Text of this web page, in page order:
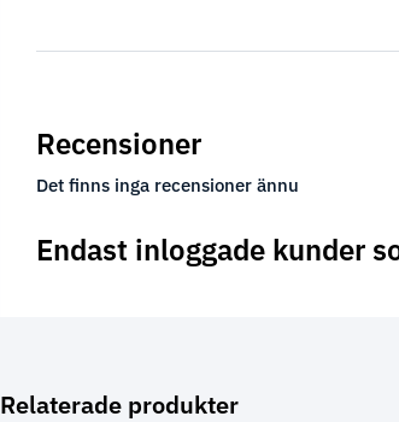
Recensioner
Det finns inga recensioner ännu
Endast inloggade kunder
Relaterade produkter